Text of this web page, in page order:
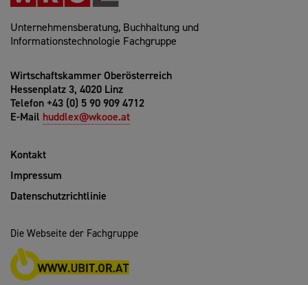
Unternehmensberatung, Buchhaltung und
Informationstechnologie Fachgruppe
Wirtschaftskammer Oberösterreich
Hessenplatz 3, 4020 Linz
Telefon +43 (0) 5 90 909 4712
E-Mail huddlex@wkooe.at
Kontakt
Impressum
Datenschutzrichtlinie
Die Webseite der Fachgruppe